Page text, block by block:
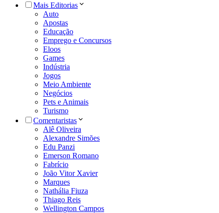
Mais Editorias
Auto
Apostas
Educação
Emprego e Concursos
Eloos
Games
Indústria
Jogos
Meio Ambiente
Negócios
Pets e Animais
Turismo
Comentaristas
Alê Oliveira
Alexandre Simões
Edu Panzi
Emerson Romano
Fabrício
João Vitor Xavier
Marques
Nathália Fiuza
Thiago Reis
Wellington Campos